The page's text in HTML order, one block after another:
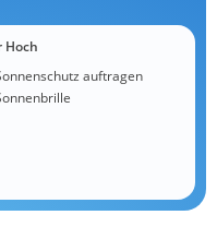
Hoch
auftragen